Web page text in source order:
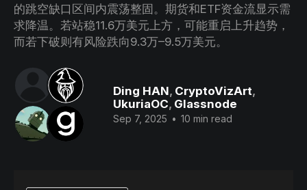
的跳空缺口区间内震荡整固。期货和ETF资金流显示需
求降温。若站稳11.6万美元上方，可能重启上升趋势，
而若下破则有风险跌向9.3万–9.5万美元。
Ding HAN, CryptoVizArt,
UkuriaOC, Glassnode
Sep 7, 2025 • 10 min read